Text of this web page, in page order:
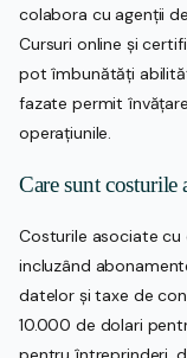
colabora cu agenții
Cursuri online și
pot îmbunătăți
fazate permit
operațiunile.
Care sunt costurile
Costurile asociate cu
incluzând
datelor și taxe de
10.000 de dolari